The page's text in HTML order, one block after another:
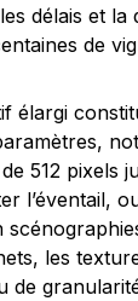
délais et
de
élargi
512 pixels
l’éventail,
les
de